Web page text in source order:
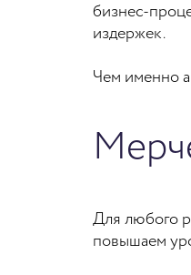
бизнес-
издержек.
Чем именно
Для любого
повышаем